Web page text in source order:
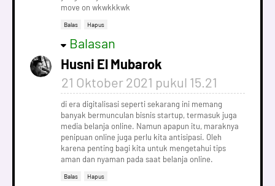
move on wkwkkkwk
Balas Hapus
Balasan
Husni El Mubarok
21 Oktober 2021 pukul 15.21
di era digitalisasi seperti sekarang ini memang
banyak bermunculan bisnis startup, termasuk juga
media belanja online. Namun apapun itu, maraknya
penipuan online juga perlu kita antisipasi. Oleh
karena penting bagi kita untuk mengetahui tips
aman dan nyaman pada saat belanja online.
Balas Hapus